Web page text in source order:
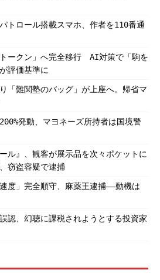
トロール搭載スマホ、作者を110番通
ークン」へ完全移行 AI対策で「駒を
評価基準に
「難関塾のバッグ」が上座へ。帰省マ
発動、マヨネーズ所持者は国境警
ル』、観客が展示品を次々ポケットに
窃盗容疑で逮捕
度」完全順守、麻薬王逮捕――動機は
認、幻聴に課税されようとする投資家